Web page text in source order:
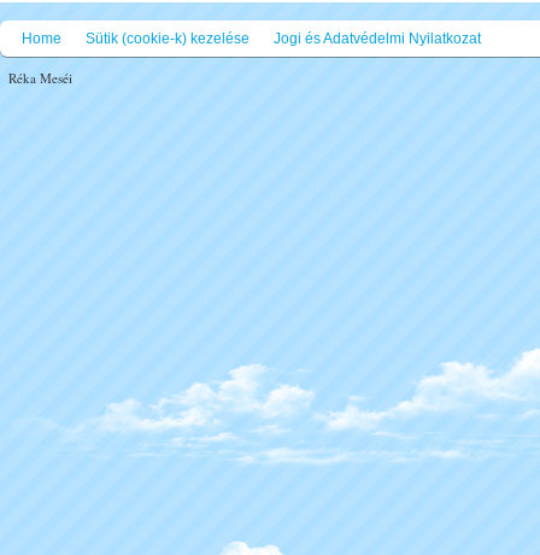
Home Sütik (cookie-k) kezelése Jogi és Adatvédelmi Nyilatkozat
Réka Meséi